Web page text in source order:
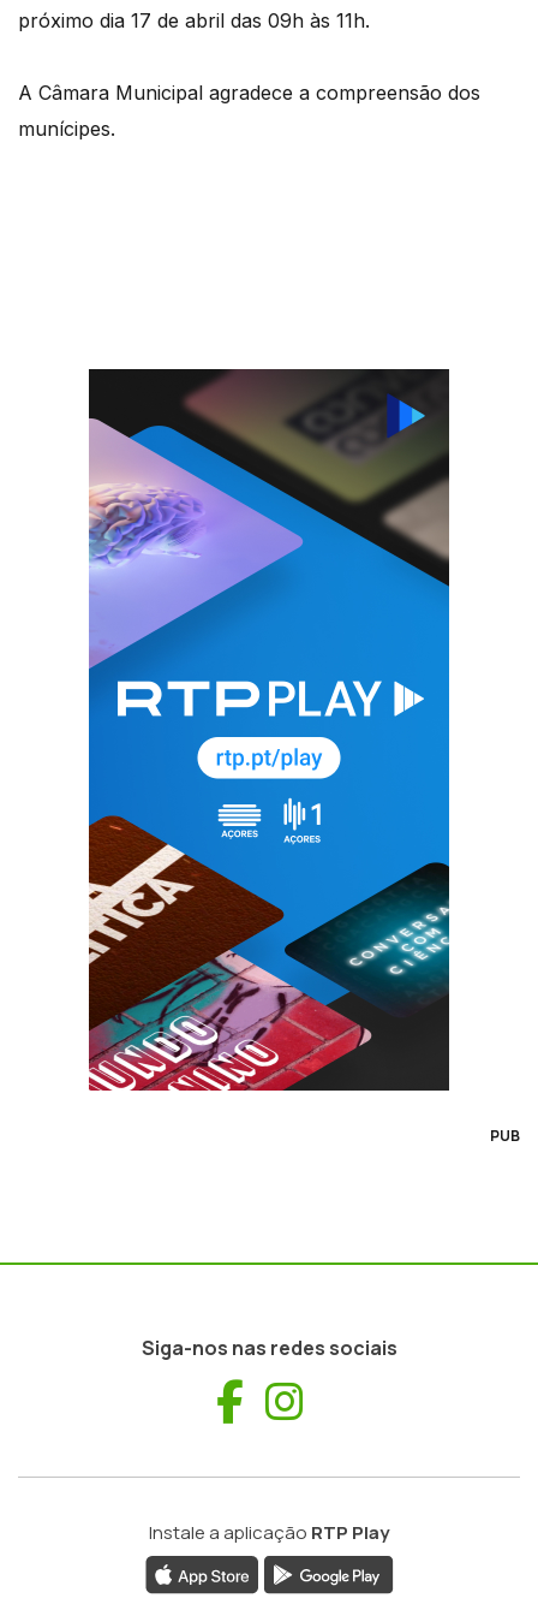
próximo dia 17 de abril das 09h às 11h.
A Câmara Municipal agradece a compreensão dos
munícipes.
PUB
Siga-nos nas redes sociais
Facebook
Instale a aplicação RTP Play